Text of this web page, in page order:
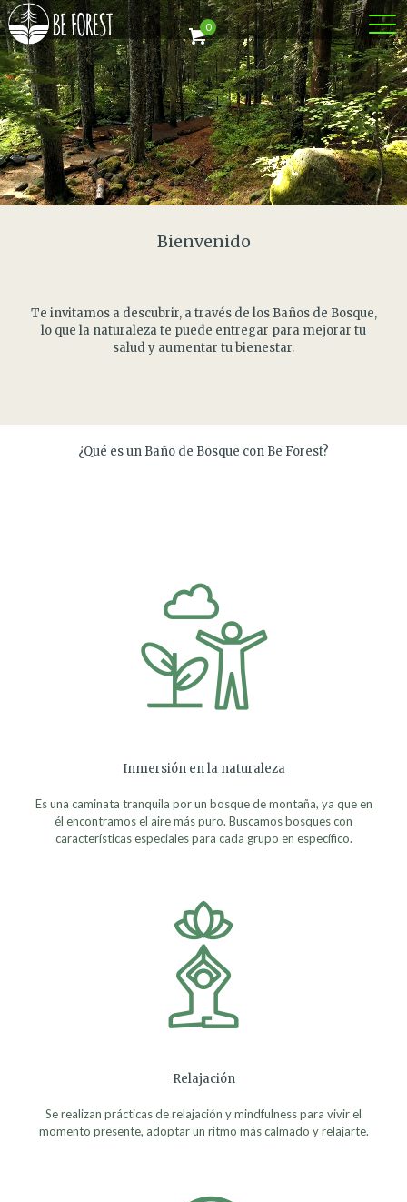
0
Bienvenido
Te invitamos a descubrir, a través de los Baños de Bosque,
lo que la naturaleza te puede entregar para mejorar tu
salud y aumentar tu bienestar.
¿Qué es un Baño de Bosque con Be Forest?
Inmersión en la naturaleza
Es una caminata tranquila por un bosque de montaña, ya que en
él encontramos el aire más puro. Buscamos bosques con
características especiales para cada grupo en específico.
Relajación
Se realizan prácticas de relajación y mindfulness para vivir el
momento presente, adoptar un ritmo más calmado y relajarte.